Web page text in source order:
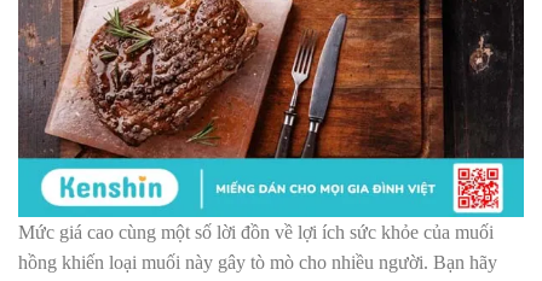
Mức giá cao cùng một số lời đồn về lợi ích sức khỏe của muối
hồng khiến loại muối này gây tò mò cho nhiều người. Bạn hãy